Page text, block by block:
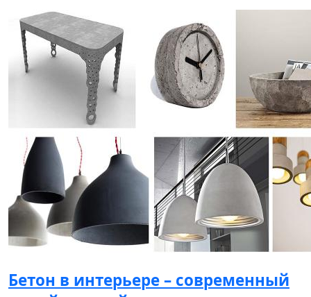
Бетон в интерьере – современный